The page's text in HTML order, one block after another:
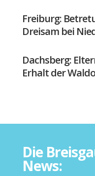
Freiburg:
Dreisam bei
Dachsberg:
Erhalt der
Die
News: